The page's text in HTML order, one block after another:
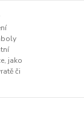
jako
či